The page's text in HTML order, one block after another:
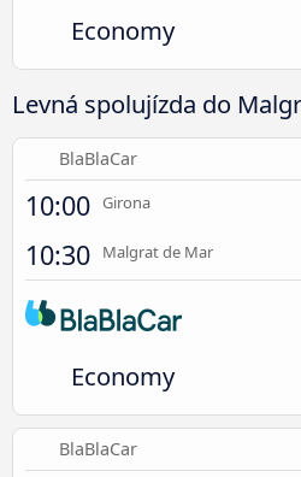
Economy
Levná spolujízda do
BlaBlaCar
10:00 Girona
10:30 Malgrat de Mar
Economy
BlaBlaCar